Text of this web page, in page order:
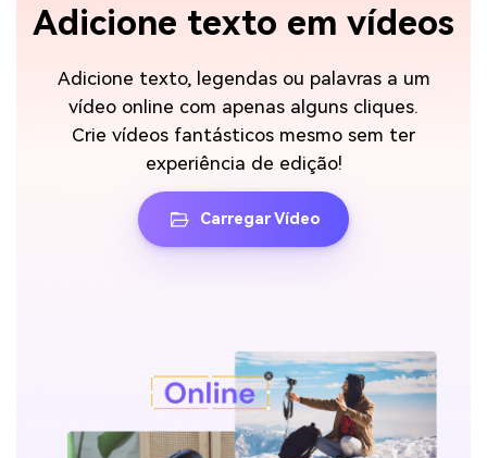
Adicione texto em vídeos
Adicione texto, legendas ou palavras a um
vídeo online com apenas alguns cliques.
Crie vídeos fantásticos mesmo sem ter
experiência de edição!
Carregar Vídeo